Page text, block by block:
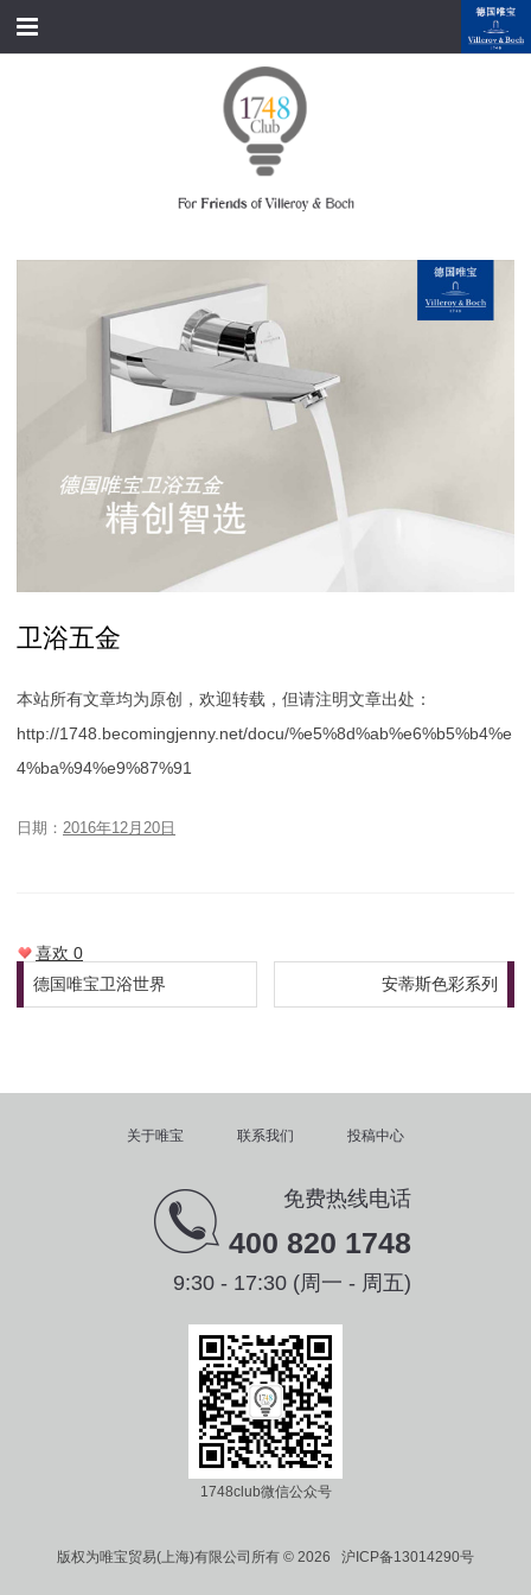
首页
经典产品
资料下载
品牌故事
会员俱乐部
附近展厅
卫浴五金
本站所有文章均为原创，欢迎转载，但请注明文章出处：
http://1748.becomingjenny.net/docu/%e5%8d%ab%e6%b5%b4%e
4%ba%94%e9%87%91
日期： 2016年12月20日
喜欢 0
文章导航
德国唯宝卫浴世界 安蒂斯色彩系列
关于唯宝 联系我们 投稿中心
免费热线电话
400 820 1748
9:30 - 17:30 (周一 - 周五)
1748club微信公众号
版权为唯宝贸易(上海)有限公司所有 © 2026 沪ICP备13014290号